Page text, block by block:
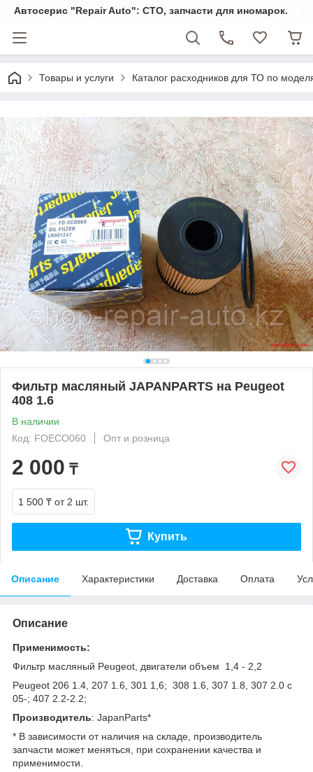
Автосерис "Repair Auto": СТО, запчасти для иномарок.
Товары и услуги Каталог расходников для ТО по
Фильтр масляный JAPANPARTS на Peugeot
408 1.6
В наличии
Код: FOECO060
Опт и розница
2 000 ₸
1 500 ₸ от 2 шт.
Купить
Описание Характеристики Доставка Оплата
Описание
Применимость:
Фильтр масляный Peugeot, двигатели объем 1,4 - 2,2
Peugeot 206 1.4, 207 1.6, 301 1,6; 308 1.6, 307 1.8, 307 2.0 c
05-; 407 2.2-2.2;
Производитель: JapanParts*
* В зависимости от наличия на складе, производитель
запчасти может меняться, при сохранении качества и
применимости.